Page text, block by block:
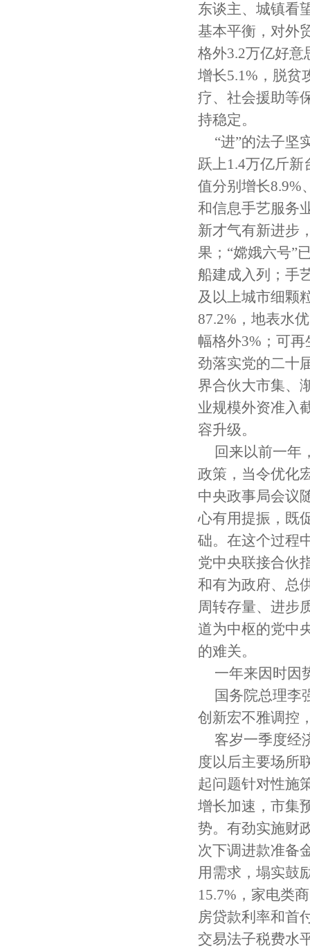
东谈主、城镇看
基本平衡，对外
格外3.2万亿好
增长5.1%，脱贫
疗、社会援助等
持稳定。
“进”的法子坚
跃上1.4万亿斤新
值分别增长8.9%
和信息手艺服务
新才气有新进步
果；“嫦娥六号”
船建成入列；手
及以上城市细颗
87.2%，地表水
幅格外3%；可
劲落实党的二十
界合伙大市集、
业规模外资准入
容升级。
回来以前一年
政策，当令优化
中央政事局会议
心有用提振，既
础。在这个过程
党中央联接合伙
和有为政府、总
周转存量、进步
道为中枢的党中
的难关。
一年来因时因
国务院总理李
创新宏不雅调控
客岁一季度经
度以后主要场所
起问题针对性施
增长加速，市集
势。有劲实施财
次下调进款准备
用需求，塌实鼓
15.7%，家电类
房贷款利率和首
交易法子税费水